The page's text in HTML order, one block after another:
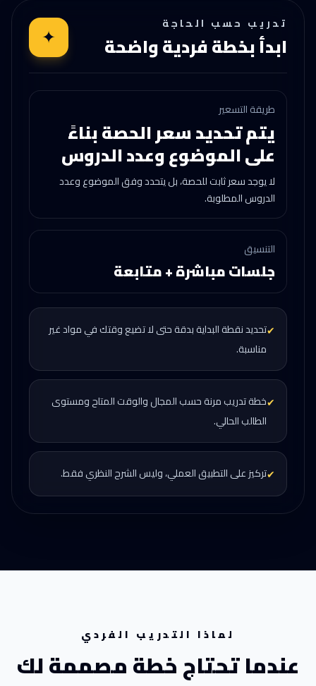
تدريب حسب الحاجة
ابدأ بخطة فردية واضحة ✦
طريقة التسعير
يتم تحديد سعر الحصة بناءً
على الموضوع وعدد الدروس
لا يوجد سعر ثابت للحصة، بل يتحدد وفق الموضوع وعدد
الدروس المطلوبة.
التنسيق
جلسات مباشرة + متابعة
✔تحديد نقطة البداية بدقة حتى لا تضيع وقتك في مواد غير
مناسبة.
✔خطة تدريب مرنة حسب المجال والوقت المتاح ومستوى
الطالب الحالي.
✔تركيز على التطبيق العملي، وليس الشرح النظري فقط.
لماذا التدريب الفردي
عندما تحتاج خطة مصممة لك